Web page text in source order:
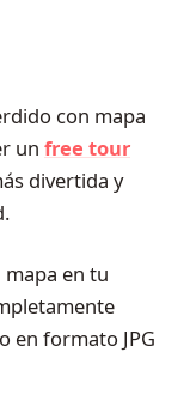
con mapa
un free tour
divertida y
en tu
en formato JPG